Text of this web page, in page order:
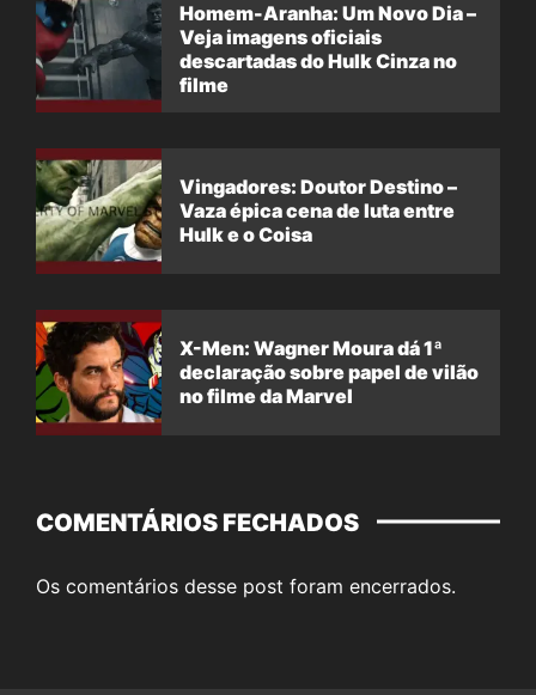
Homem-Aranha: Um Novo Dia –
Veja imagens oficiais
descartadas do Hulk Cinza no
filme
Vingadores: Doutor Destino –
Vaza épica cena de luta entre
Hulk e o Coisa
X-Men: Wagner Moura dá 1ª
declaração sobre papel de vilão
no filme da Marvel
COMENTÁRIOS FECHADOS
Os comentários desse post foram encerrados.